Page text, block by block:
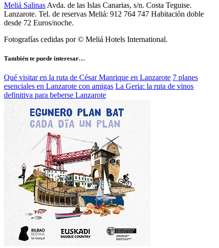
Meliá Salinas Avda. de las Islas Canarias, s/n. Costa Teguise.
Lanzarote. Tel. de reservas Meliá: 912 764 747 Habitación doble
desde 72 Euros/noche.
Fotografías cedidas por © Meliá Hotels International.
También te puede interesar…
Qué visitar en la ruta de César Manrique en Lanzarote 7 planes
esenciales en Lanzarote con amigas La Geria: la ruta de vinos
definitiva para beberse Lanzarote